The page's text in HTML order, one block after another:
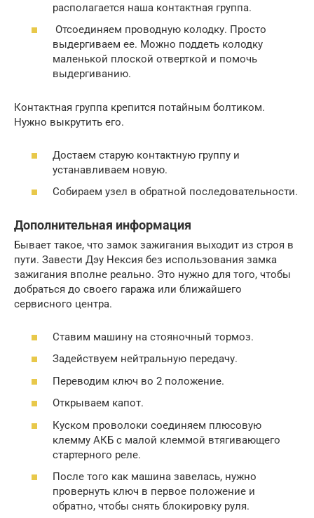
располагается наша контактная группа.
Отсоединяем проводную колодку. Просто
выдергиваем ее. Можно поддеть колодку
маленькой плоской отверткой и помочь
выдергиванию.
Контактная группа крепится потайным болтиком.
Нужно выкрутить его.
Достаем старую контактную группу и
устанавливаем новую.
Собираем узел в обратной последовательности.
Дополнительная информация
Бывает такое, что замок зажигания выходит из строя в
пути. Завести Дэу Нексия без использования замка
зажигания вполне реально. Это нужно для того, чтобы
добраться до своего гаража или ближайшего
сервисного центра.
Ставим машину на стояночный тормоз.
Задействуем нейтральную передачу.
Переводим ключ во 2 положение.
Открываем капот.
Куском проволоки соединяем плюсовую
клемму АКБ с малой клеммой втягивающего
стартерного реле.
После того как машина завелась, нужно
провернуть ключ в первое положение и
обратно, чтобы снять блокировку руля.